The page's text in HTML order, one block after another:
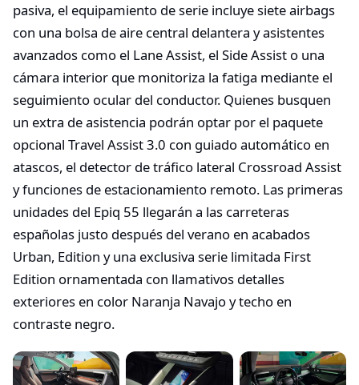
pasiva, el equipamiento de serie incluye siete airbags
con una bolsa de aire central delantera y asistentes
avanzados como el Lane Assist, el Side Assist o una
cámara interior que monitoriza la fatiga mediante el
seguimiento ocular del conductor. Quienes busquen
un extra de asistencia podrán optar por el paquete
opcional Travel Assist 3.0 con guiado automático en
atascos, el detector de tráfico lateral Crossroad Assist
y funciones de estacionamiento remoto. Las primeras
unidades del Epiq 55 llegarán a las carreteras
españolas justo después del verano en acabados
Urban, Edition y una exclusiva serie limitada First
Edition ornamentada con llamativos detalles
exteriores en color Naranja Navajo y techo en
contraste negro.